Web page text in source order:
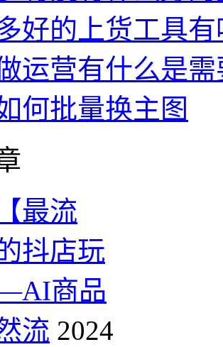
好的上货工具
运营有什么是
何批量换主图
最流
抖店玩
商品
流 2024